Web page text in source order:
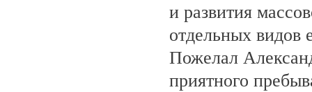
и развития
отдельных видов
Пожелал
приятного